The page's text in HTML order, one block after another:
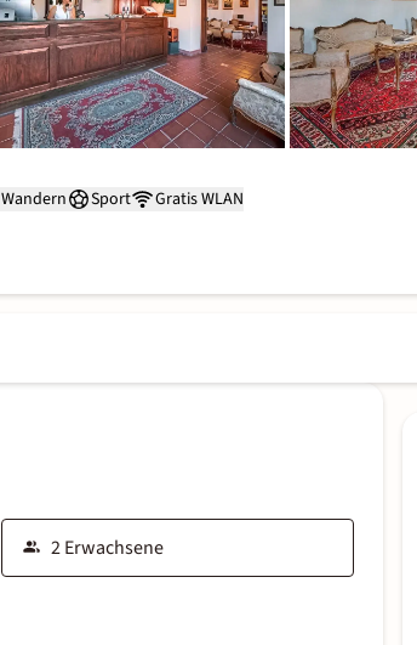
Wandern Sport Gratis WLAN